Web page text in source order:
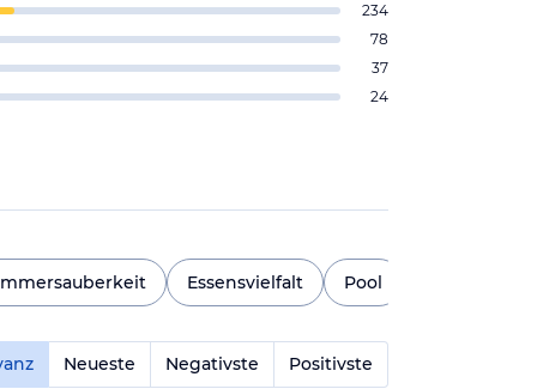
234
78
37
24
Essensvielfalt Pool
Neueste Negativste Positivste